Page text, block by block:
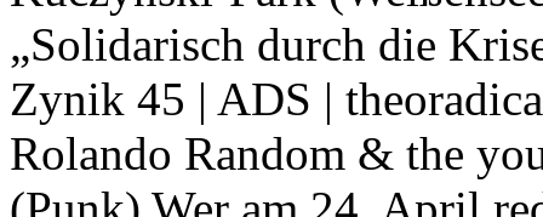
„Solidarisch durch die
Zynik 45 | ADS |
Rolando Random & the